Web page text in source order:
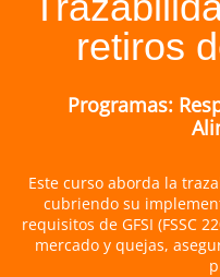
retiros
Programas:
Este curso aborda la
cubriendo su
requisitos de GFSI (FSSC
mercado y quejas,